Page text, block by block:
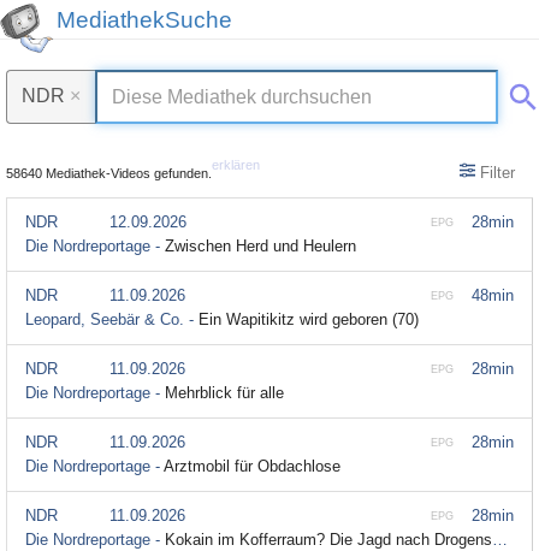
MediathekSuche
NDR ×
58640 Mediathek-Videos gefunden.
erklären Filter
28min
EPG
NDR
12.09.2026
Die Nordreportage - Zwischen Herd und Heulern
48min
EPG
NDR
11.09.2026
Leopard, Seebär & Co. - Ein Wapitikitz wird geboren (70)
28min
EPG
NDR
11.09.2026
Die Nordreportage - Mehrblick für alle
28min
EPG
NDR
11.09.2026
Die Nordreportage - Arztmobil für Obdachlose
28min
EPG
NDR
11.09.2026
Die Nordreportage - Kokain im Kofferraum? Die Jagd nach Drogenschmugglern